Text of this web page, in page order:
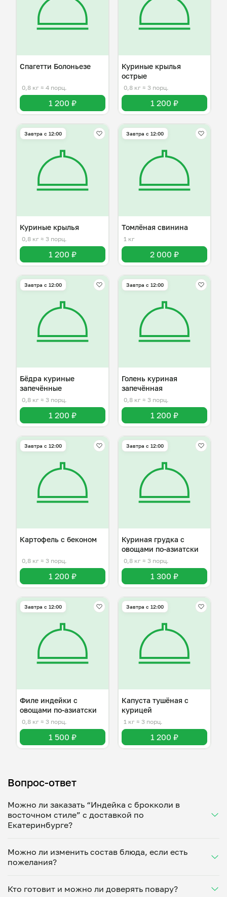
Спагетти Болоньезе
0,8 кг ≈ 4 порц.
1 200 ₽
Куриные крылья
острые
0,8 кг ≈ 3 порц.
1 200 ₽
Завтра c 12:00
Куриные крылья
0,8 кг ≈ 3 порц.
1 200 ₽
Завтра c 12:00
Томлёная свинина
1 кг
2 000 ₽
Завтра c 12:00
Бёдра куриные
запечённые
0,8 кг ≈ 3 порц.
1 200 ₽
Завтра c 12:00
Голень куриная
запечённая
0,8 кг ≈ 3 порц.
1 200 ₽
Завтра c 12:00
Картофель с беконом
0,8 кг ≈ 3 порц.
1 200 ₽
Завтра c 12:00
Куриная грудка с
овощами по-азиатски
0,8 кг ≈ 3 порц.
1 300 ₽
Завтра c 12:00
Филе индейки с
овощами по-азиатски
0,8 кг ≈ 3 порц.
1 500 ₽
Завтра c 12:00
Капуста тушёная с
курицей
1 кг ≈ 3 порц.
1 200 ₽
Вопрос-ответ
Можно ли заказать “Индейка с брокколи в
восточном стиле” с доставкой по
Екатеринбурге?
Укажите удобное время — и получите свежее
домашнее блюдо в большой порции прямо с плиты.
минут. Статус заказа отслеживайте в личном
кабинете, а с поваром можно связаться напрямую в
Можно ли изменить состав блюда, если есть
пожелания?
ваши предпочтения: уберет специи, снизит
Кто готовит и можно ли доверять повару?